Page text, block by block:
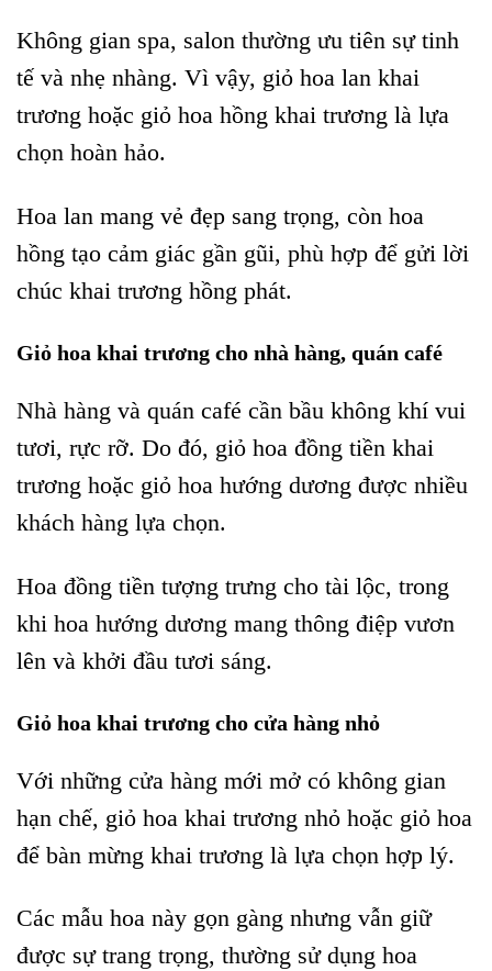
Không gian spa, salon thường ưu tiên sự tinh
tế và nhẹ nhàng. Vì vậy, giỏ hoa lan khai
trương hoặc giỏ hoa hồng khai trương là lựa
chọn hoàn hảo.
Hoa lan mang vẻ đẹp sang trọng, còn hoa
hồng tạo cảm giác gần gũi, phù hợp để gửi lời
chúc khai trương hồng phát.
Giỏ hoa khai trương cho nhà hàng, quán café
Nhà hàng và quán café cần bầu không khí vui
tươi, rực rỡ. Do đó, giỏ hoa đồng tiền khai
trương hoặc giỏ hoa hướng dương được nhiều
khách hàng lựa chọn.
Hoa đồng tiền tượng trưng cho tài lộc, trong
khi hoa hướng dương mang thông điệp vươn
lên và khởi đầu tươi sáng.
Giỏ hoa khai trương cho cửa hàng nhỏ
Với những cửa hàng mới mở có không gian
hạn chế, giỏ hoa khai trương nhỏ hoặc giỏ hoa
để bàn mừng khai trương là lựa chọn hợp lý.
Các mẫu hoa này gọn gàng nhưng vẫn giữ
được sự trang trọng, thường sử dụng hoa